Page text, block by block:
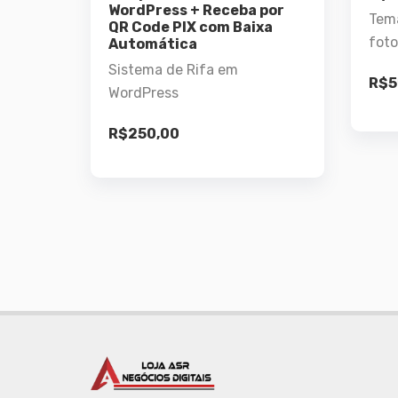
WordPress + Receba por
QR Code PIX com Baixa
Automática
Sistema de Rifa em
WordPress
R$250,00
Detalhes
Leia mais
R$